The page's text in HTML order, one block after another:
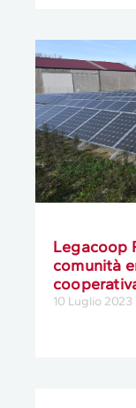
Legacoop
comunità
10 Luglio 2023